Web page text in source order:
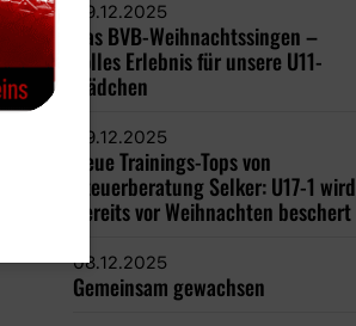
09.12.2025
Das BVB-Weihnachtssingen –
Tolles Erlebnis für unsere U11-
Mädchen
09.12.2025
Neue Trainings-Tops von
Steuerberatung Selker: U17-1 wird
bereits vor Weihnachten beschert
08.12.2025
Gemeinsam gewachsen